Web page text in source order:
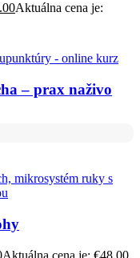
Aktuálna cena je:
– prax naživo
Aktuálna cena je: €48.00.